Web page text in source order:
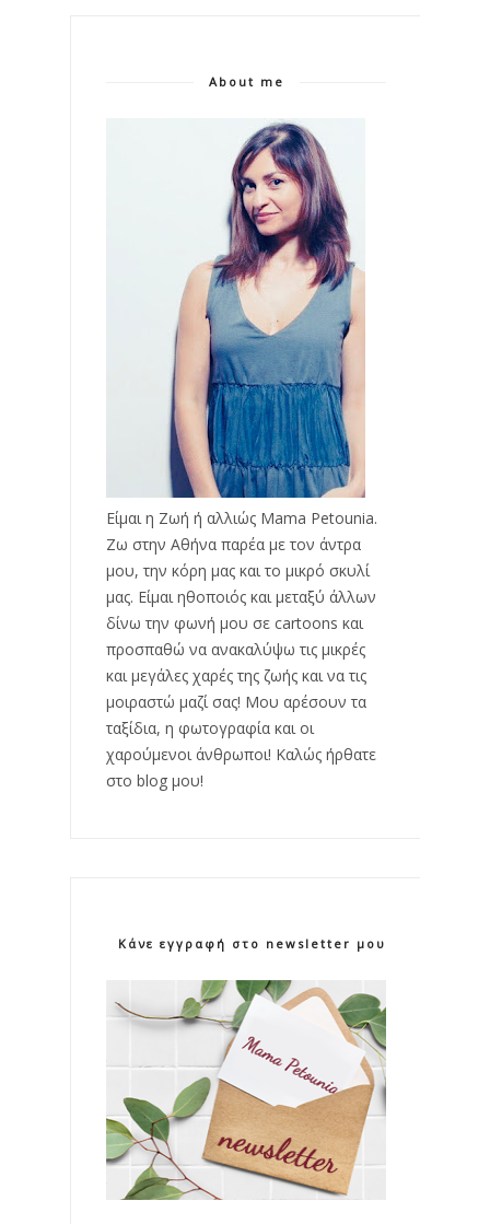
About me
Είμαι η Ζωή ή αλλιώς Mama Petounia.
Ζω στην Αθήνα παρέα με τον άντρα
μου, την κόρη μας και το μικρό σκυλί
μας. Είμαι ηθοποιός και μεταξύ άλλων
δίνω την φωνή μου σε cartoons και
προσπαθώ να ανακαλύψω τις μικρές
και μεγάλες χαρές της ζωής και να τις
μοιραστώ μαζί σας! Μου αρέσουν τα
ταξίδια, η φωτογραφία και οι
χαρούμενοι άνθρωποι! Καλώς ήρθατε
στο blog μου!
Κάνε εγγραφή στο newsletter μου!